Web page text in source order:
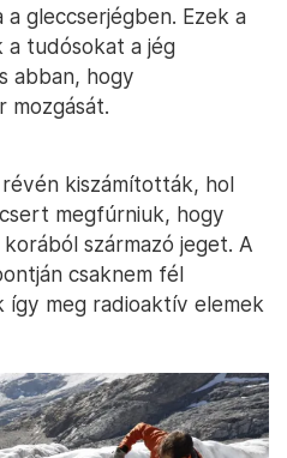
gleccserjégben. Ezek a
tudósokat a jég
abban, hogy
mozgását.
kiszámították, hol
megfúrniuk, hogy
származó jeget. A
csaknem fél
így meg radioaktív elemek